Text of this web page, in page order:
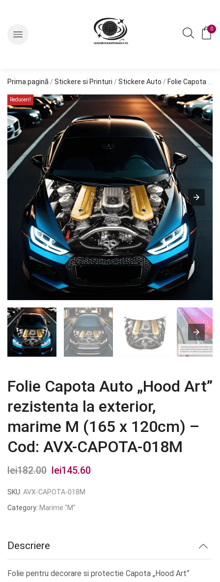
0
Prima pagină / Stickere si Printuri / Stickere Auto / Folie Capota "HOOD ART"
Reduceri!
Folie Capota Auto „Hood Art”
rezistenta la exterior,
marime M (165 x 120cm) –
Cod: AVX-CAPOTA-018M
lei182.00
Prețul
inițial
a
lei145.60
SKU: AVX-CAPOTA-018M
Category: Marime "M"
Descriere
Folie pentru decorare si protectie Capota „Hood Art”